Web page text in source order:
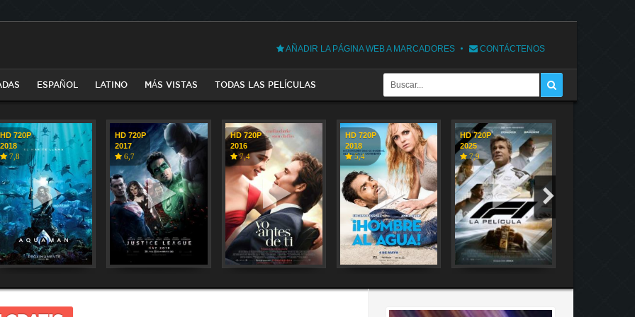
AÑADIR LA PÁGINA WEB A MARCADORES CONTÁCTENOS
ESPAÑOL LATINO MÁS VISTAS TODAS LAS PELÍCULAS
HD 720P
2018
7,8
HD 720P
2017
6,7
HD 720P
2016
7,4
HD 720P
2018
5,4
HD 720P
2025
7,9